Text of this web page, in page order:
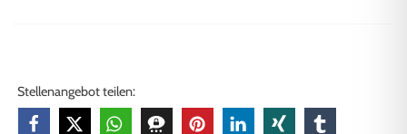
Stellenangebot teilen: